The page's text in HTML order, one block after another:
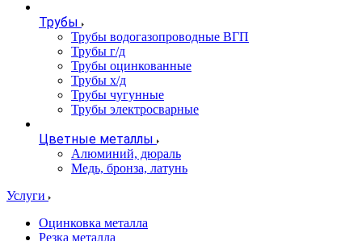
Трубы
Трубы водогазопроводные ВГП
Трубы г/д
Трубы оцинкованные
Трубы х/д
Трубы чугунные
Трубы электросварные
Цветные металлы
Алюминий, дюраль
Медь, бронза, латунь
Услуги
Оцинковка металла
Резка металла